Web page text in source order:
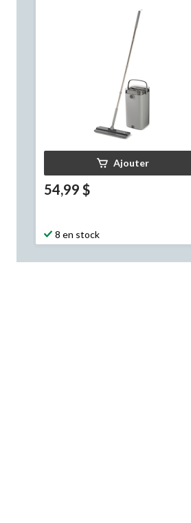
Ajouter
54,99 $
8 en stock